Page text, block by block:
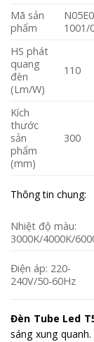
Mã sản
phẩm
1001/
HS phát
quang
đèn
(Lm/W)
110
Kích
thước
sản
phẩm
(mm)
300
Thông tin chung:
Nhiệt độ màu:
3000K/4000K/
Điện áp: 220-
240V/50-60Hz
Đèn Tube Led
sáng xung